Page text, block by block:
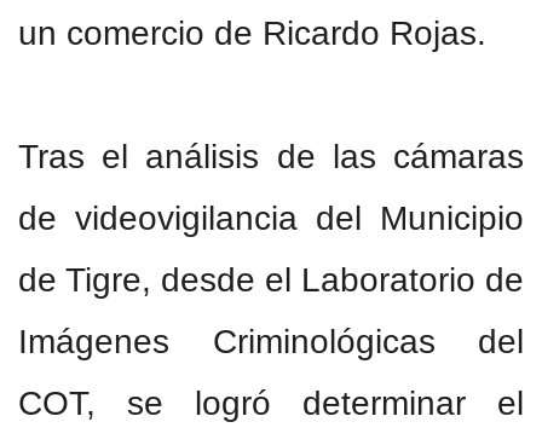
un comercio de Ricardo Rojas.
Tras el análisis de las cámaras
de videovigilancia del Municipio
de Tigre, desde el Laboratorio de
Imágenes Criminológicas del
COT, se logró determinar el